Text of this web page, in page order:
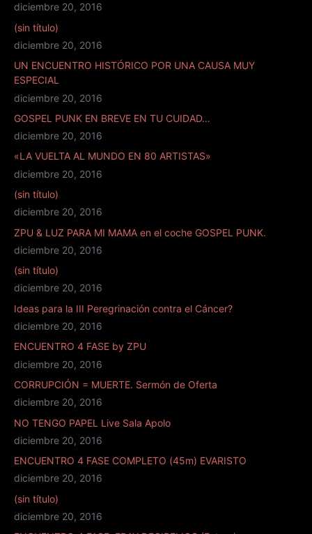
diciembre 20, 2016
(sin título)
diciembre 20, 2016
UN ENCUENTRO HISTÓRICO POR UNA CAUSA MUY
ESPECIAL
diciembre 20, 2016
GOSPEL PUNK EN BREVE EN TU CUIDAD…
diciembre 20, 2016
«LA VUELTA AL MUNDO EN 80 ARTISTAS»
diciembre 20, 2016
(sin título)
diciembre 20, 2016
ZPU & LUZ PARA MI MAMA en el coche GOSPEL PUNK.
diciembre 20, 2016
(sin título)
diciembre 20, 2016
Ideas para la III Peregrinación contra el Cáncer?
diciembre 20, 2016
ENCUENTRO 4 FASE by ZPU
diciembre 20, 2016
CORRUPCIÓN = MUERTE. Sermón de Oferta
diciembre 20, 2016
NO TENGO PAPEL Live Sala Apolo
diciembre 20, 2016
ENCUENTRO 4 FASE COMPLETO (45m) EVARISTO
diciembre 20, 2016
(sin título)
diciembre 20, 2016